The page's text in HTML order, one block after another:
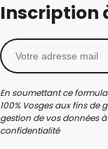
Inscription
En soumettant ce
100% Vosges aux fins de
gestion de vos données
confidentialité